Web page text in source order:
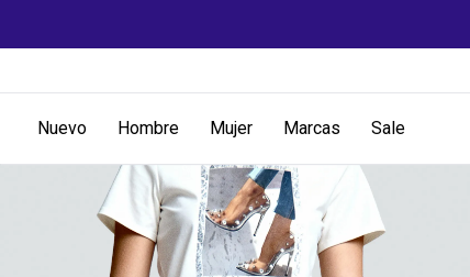
Nuevo Hombre Mujer Marcas Sale